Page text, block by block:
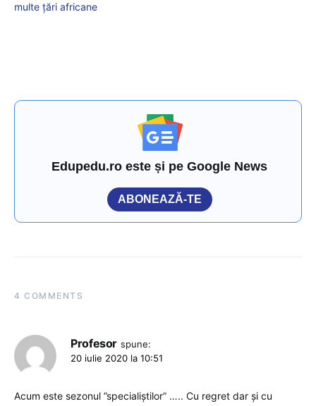
multe țări africane
Edupedu.ro este și pe Google News
ABONEAZĂ-TE
4 COMMENTS
Profesor spune:
20 iulie 2020 la 10:51
Acum este sezonul ”specialiștilor” ….. Cu regret dar și cu